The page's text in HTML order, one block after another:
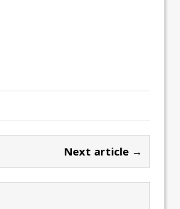
Next article →